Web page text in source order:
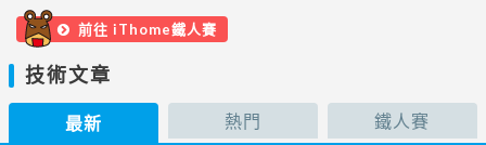
前往 iThome鐵人賽
技術文章
最新 熱門 鐵人賽